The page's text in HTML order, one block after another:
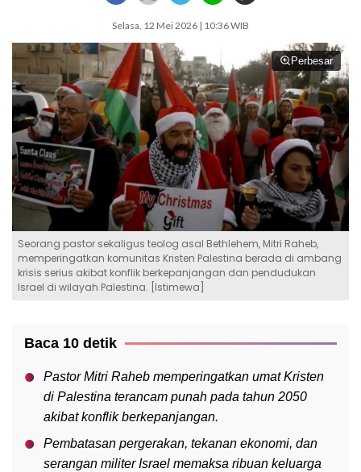
Selasa, 12 Mei 2026 | 10:36 WIB
Perbesar
Seorang pastor sekaligus teolog asal Bethlehem, Mitri Raheb,
memperingatkan komunitas Kristen Palestina berada di ambang
krisis serius akibat konflik berkepanjangan dan pendudukan
Israel di wilayah Palestina. [Istimewa]
Baca 10 detik
Pastor Mitri Raheb memperingatkan umat Kristen
di Palestina terancam punah pada tahun 2050
akibat konflik berkepanjangan.
Pembatasan pergerakan, tekanan ekonomi, dan
serangan militer Israel memaksa ribuan keluarga